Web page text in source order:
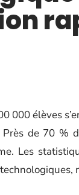
000 élèves
Près de 70 %
Les